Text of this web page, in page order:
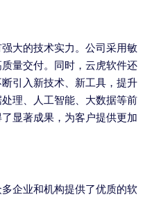
大的技术实力。公司采用敏
量交付。同时，云虎软件还
引入新技术、新工具，提升
理、人工智能、大数据等前
显著成果，为客户提供更加
企业和机构提供了优质的软